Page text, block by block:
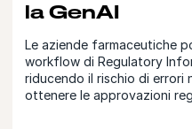
la GenAI
Le aziende farmaceutiche
workflow di Regulatory
riducendo il rischio di errori
ottenere le approvazioni